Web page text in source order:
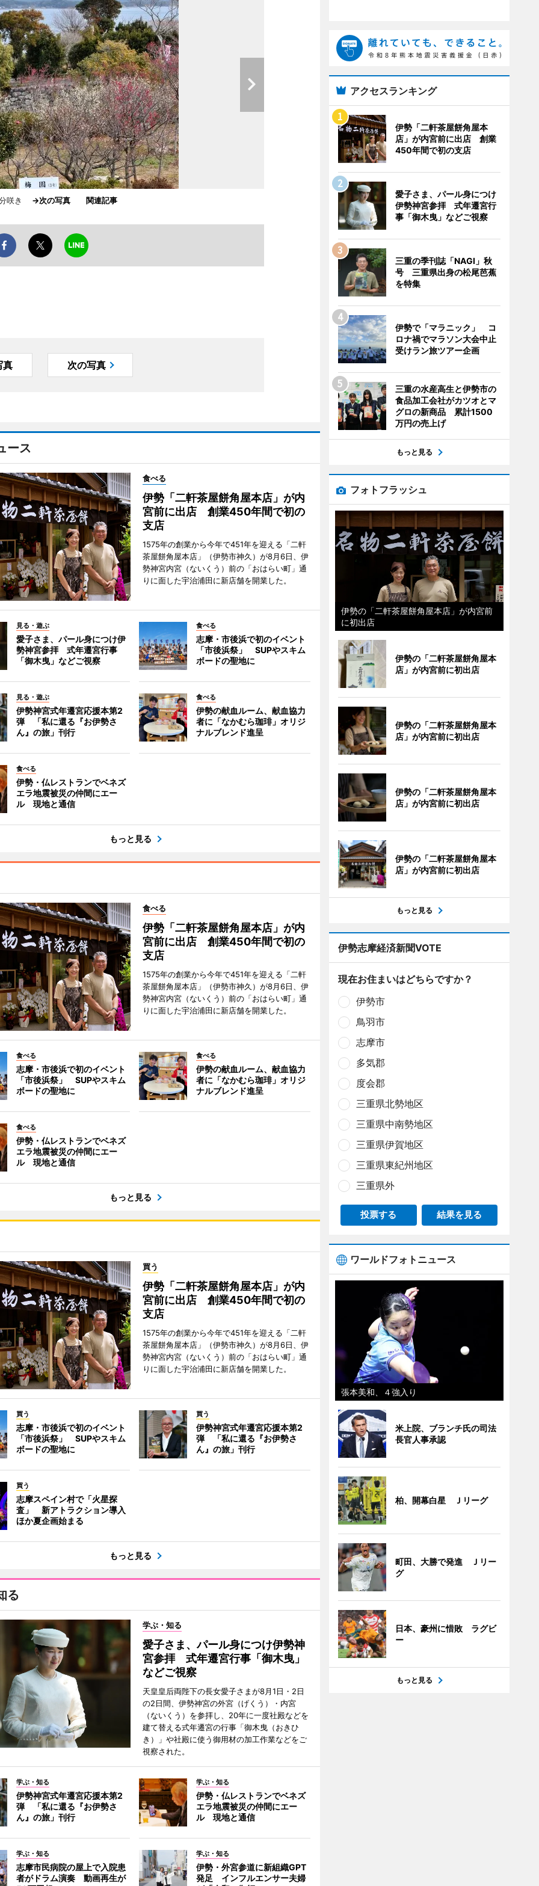
咲き →次の写真 関連記事
真 次の写真
ース
食べる
伊勢「二軒茶屋餅角屋本店」が内
宮前に出店 創業450年間で初の
支店
1575年の創業から今年で451年を迎える「二軒
茶屋餅角屋本店」（伊勢市神久）が8月6日、伊
勢神宮内宮（ないくう）前の「おはらい町」通
りに面した宇治浦田に新店舗を開業した。
見る・遊ぶ
愛子さま、パール身につけ伊
勢神宮参拝 式年遷宮行事
「御木曳」などご視察
食べる
志摩・市後浜で初のイベント
「市後浜祭」 SUPやスキム
ボードの聖地に
見る・遊ぶ
伊勢神宮式年遷宮応援本第2
弾 「私に還る『お伊勢さ
ん』の旅」刊行
食べる
伊勢の献血ルーム、献血協力
者に「なかむら珈琲」オリジ
ナルブレンド進呈
食べる
伊勢・仏レストランでベネズ
エラ地震被災の仲間にエー
ル 現地と通信
もっと見る
食べる
伊勢「二軒茶屋餅角屋本店」が内
宮前に出店 創業450年間で初の
支店
1575年の創業から今年で451年を迎える「二軒
茶屋餅角屋本店」（伊勢市神久）が8月6日、伊
勢神宮内宮（ないくう）前の「おはらい町」通
りに面した宇治浦田に新店舗を開業した。
食べる
志摩・市後浜で初のイベント
「市後浜祭」 SUPやスキム
ボードの聖地に
食べる
伊勢の献血ルーム、献血協力
者に「なかむら珈琲」オリジ
ナルブレンド進呈
食べる
伊勢・仏レストランでベネズ
エラ地震被災の仲間にエー
ル 現地と通信
もっと見る
買う
伊勢「二軒茶屋餅角屋本店」が内
宮前に出店 創業450年間で初の
支店
1575年の創業から今年で451年を迎える「二軒
茶屋餅角屋本店」（伊勢市神久）が8月6日、伊
勢神宮内宮（ないくう）前の「おはらい町」通
りに面した宇治浦田に新店舗を開業した。
買う
志摩・市後浜で初のイベント
「市後浜祭」 SUPやスキム
ボードの聖地に
買う
伊勢神宮式年遷宮応援本第2
弾 「私に還る『お伊勢さ
ん』の旅」刊行
買う
志摩スペイン村で「火星探
査」 新アトラクション導入
ほか夏企画始まる
もっと見る
る
学ぶ・知る
愛子さま、パール身につけ伊勢神
宮参拝 式年遷宮行事「御木曳」
などご視察
天皇皇后両陛下の長女愛子さまが8月1日・2日
の2日間、伊勢神宮の外宮（げくう）・内宮
（ないくう）を参拝し、20年に一度社殿などを
建て替える式年遷宮の行事「御木曳（おきひ
き）」や社殿に使う御用材の加工作業などをご
視察された。
学ぶ・知る
伊勢神宮式年遷宮応援本第2
弾 「私に還る『お伊勢さ
ん』の旅」刊行
学ぶ・知る
伊勢・仏レストランでベネズ
エラ地震被災の仲間にエー
ル 現地と通信
学ぶ・知る
志摩市民病院の屋上で入院患
者がドラム演奏 動画再生が
学ぶ・知る
伊勢・外宮参道に新組織GPT
発足 インフルエンサー夫婦
アクセスランキング
伊勢「二軒茶屋餅角屋本
店」が内宮前に出店 創業
450年間で初の支店
愛子さま、パール身につけ
伊勢神宮参拝 式年遷宮行
事「御木曳」などご視察
三重の季刊誌「NAGI」秋
号 三重県出身の松尾芭蕉
を特集
伊勢で「マラニック」 コ
ロナ禍でマラソン大会中止
受けラン旅ツアー企画
三重の水産高生と伊勢市の
食品加工会社がカツオとマ
グロの新商品 累計1500
万円の売上げ
もっと見る
フォトフラッシュ
伊勢の「二軒茶屋餅角屋本店」が内宮前
に初出店
伊勢の「二軒茶屋餅角屋本
店」が内宮前に初出店
伊勢の「二軒茶屋餅角屋本
店」が内宮前に初出店
伊勢の「二軒茶屋餅角屋本
店」が内宮前に初出店
伊勢の「二軒茶屋餅角屋本
店」が内宮前に初出店
もっと見る
伊勢志摩経済新聞VOTE
現在お住まいはどちらですか？
伊勢市
鳥羽市
志摩市
多気郡
度会郡
三重県北勢地区
三重県中南勢地区
三重県伊賀地区
三重県東紀州地区
三重県外
投票する 結果を見る
ワールドフォトニュース
張本美和、４強入り
米上院、ブランチ氏の司法
長官人事承認
柏、開幕白星 Ｊリーグ
町田、大勝で発進 Ｊリー
グ
日本、豪州に惜敗 ラグビ
ー
もっと見る